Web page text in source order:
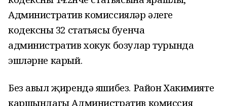
Административ комиссияләр әлеге
кодексның 32 статьясы буенча
административ хокук бозулар турында
эшләрне карый.
Без авыл җирендә яшибез. Район Хакимияте
каршындагы Административ комиссия